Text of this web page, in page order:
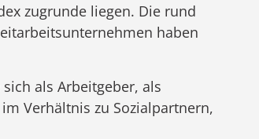
zugrunde liegen. Die rund
haben
als Arbeitgeber, als
Verhältnis zu Sozialpartnern,